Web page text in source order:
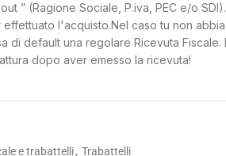
” (Ragione Sociale, P.iva, PEC e/o
l'acquisto.Nel caso tu non
di default una regolare Ricevuta Fiscale.
dopo aver emesso la ricevuta!
e trabattelli, Trabattelli